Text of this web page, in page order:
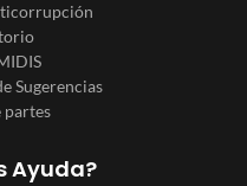
Sugerencias
partes
Ayuda?